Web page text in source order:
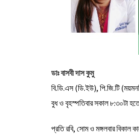
ডাঃ বাসবী দাস কুমু
বি.ডি.এস (ডি.ইউ), পি.জি.টি
বুধ ও বৃহস্পতিবার সকাল ৮:৩০টা
প্রতি রবি, সোম ও মঙ্গলবার বিকাল